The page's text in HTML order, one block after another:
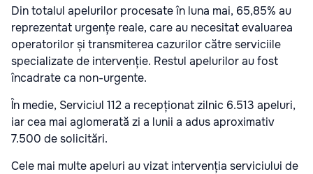
Din totalul apelurilor procesate în luna mai, 65,85% au
reprezentat urgențe reale, care au necesitat evaluarea
operatorilor și transmiterea cazurilor către serviciile
specializate de intervenție. Restul apelurilor au fost
încadrate ca non-urgente.
În medie, Serviciul 112 a recepționat zilnic 6.513 apeluri,
iar cea mai aglomerată zi a lunii a adus aproximativ
7.500 de solicitări.
Cele mai multe apeluri au vizat intervenția serviciului de